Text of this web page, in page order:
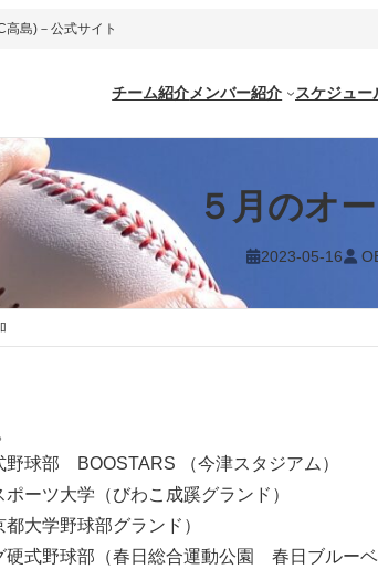
島)－公式サイト
チーム紹介メンバー紹介 スケジュー
５月のオ
2023-05-16
球部 BOOSTARS （今津スタジアム）
ーツ大学（びわこ成蹊グランド）
大学野球部グランド）
式野球部（春日総合運動公園 春日ブルーベ